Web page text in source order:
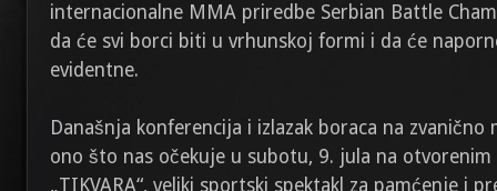
internacionalne MMA priredbe Serbian Battle
da će svi borci biti u vrhunskoj formi i da će
evidentne.
Današnja konferencija i izlazak boraca na
ono što nas očekuje u subotu, 9. jula na otvorenim
„TIKVARA“, veliki sportski spektakl za pamćenje i